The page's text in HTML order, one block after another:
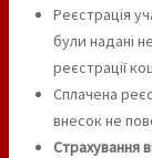
Реєстрація
були надані
реєстрації
Сплачена
внесок не
Страхування